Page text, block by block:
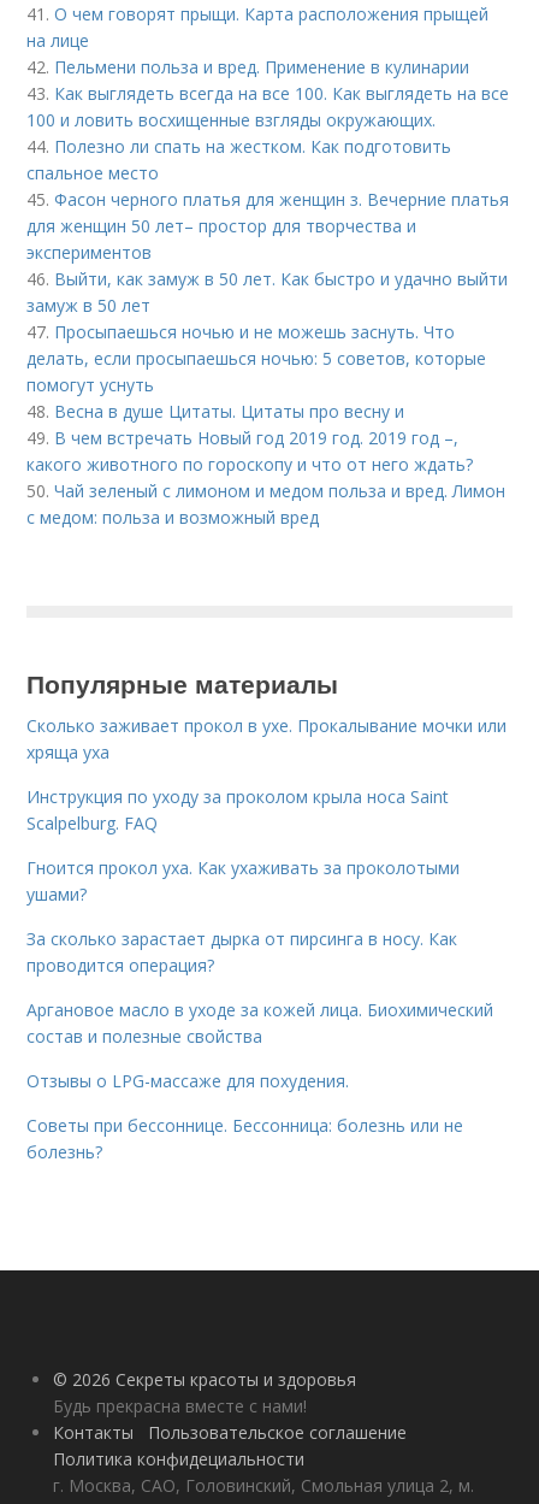
41.О чем говорят прыщи. Карта расположения прыщей
на лице
42. Пельмени польза и вред. Применение в кулинарии
43. Как выглядеть всегда на все 100. Как выглядеть на все
100 и ловить восхищенные взгляды окружающих.
44. Полезно ли спать на жестком. Как подготовить
спальное место
45.Фасон черного платья для женщин з. Вечерние платья
для женщин 50 лет– простор для творчества и
экспериментов
46. Выйти, как замуж в 50 лет. Как быстро и удачно выйти
замуж в 50 лет
47. Просыпаешься ночью и не можешь заснуть. Что
делать, если просыпаешься ночью: 5 советов, которые
помогут уснуть
48. Весна в душе Цитаты. Цитаты про весну и
49. В чем встречать Новый год 2019 год. 2019 год –,
какого животного по гороскопу и что от него ждать?
50.Чай зеленый с лимоном и медом польза и вред. Лимон
с медом: польза и возможный вред
Популярные материалы
Сколько заживает прокол в ухе. Прокалывание мочки или
хряща уха
Инструкция по уходу за проколом крыла носа Saint
Scalpelburg. FAQ
Гноится прокол уха. Как ухаживать за проколотыми
ушами?
За сколько зарастает дырка от пирсинга в носу. Как
проводится операция?
Аргановое масло в уходе за кожей лица. Биохимический
состав и полезные свойства
Отзывы о LPG-массаже для похудения.
Советы при бессоннице. Бессонница: болезнь или не
болезнь?
© 2026 Секреты красоты и здоровья
Будь прекрасна вместе с нами!
Контакты
Пользовательское соглашение
Политика конфидециальности
г. Москва, САО, Головинский, Смольная улица 2, м.